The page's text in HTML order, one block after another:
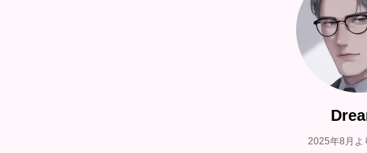
2025年8月よ